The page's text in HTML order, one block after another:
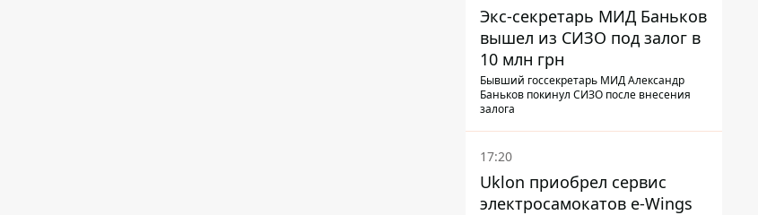
Экс-секретарь МИД Баньков
вышел из СИЗО под залог в
10 млн грн
Бывший госсекретарь МИД Александр
Баньков покинул СИЗО после внесения
залога
17:20
Uklon приобрел сервис
электросамокатов e-Wings